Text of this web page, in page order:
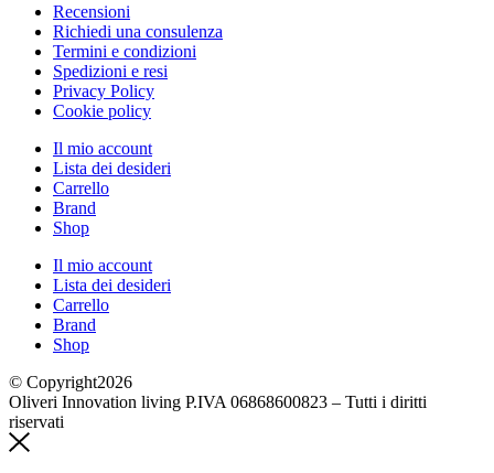
Recensioni
Richiedi una consulenza
Termini e condizioni
Spedizioni e resi
Privacy Policy
Cookie policy
Il mio account
Lista dei desideri
Carrello
Brand
Shop
Il mio account
Lista dei desideri
Carrello
Brand
Shop
© Copyright2026
Oliveri Innovation living P.IVA 06868600823 – Tutti i diritti
riservati